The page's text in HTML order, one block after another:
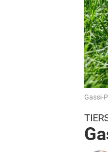
Gassi-